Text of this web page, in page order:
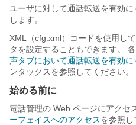
ユーザに対して通話転送を有効
します。
XML（cfg.xml）コードを使用し
タを設定することもできます。
声タブにおいて通話転送を有効に
ンタックスを参照してください。
始める前に
電話管理の Web ページにアクセ
ーフェイスへのアクセスを参照し